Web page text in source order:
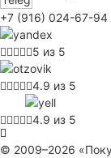
+7 (916) 024-67-94
5 из 5
4.9 из 5
4.9 из 5
© 2009–2026